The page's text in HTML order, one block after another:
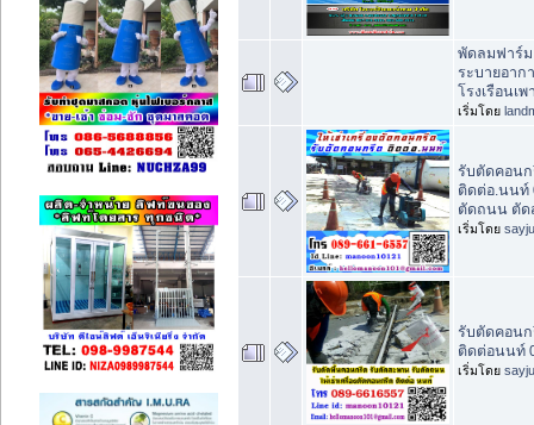
พัดลมฟาร์
ระบายอาก
โรงเรือนเพ
เริ่มโดย
รับตัดคอน
ติดต่อ.นนท์
ตัดถนน ตัด
เริ่มโดย
รับตัดคอน
ติดต่อนนท์
เริ่มโดย